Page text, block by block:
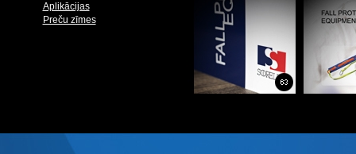
Aplikācijas
Preču zīmes